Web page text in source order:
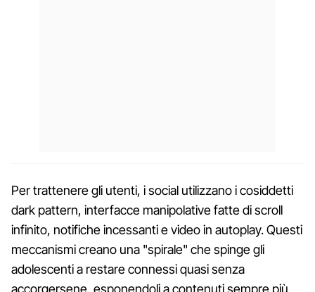
Per trattenere gli utenti, i social utilizzano i cosiddetti
dark pattern, interfacce manipolative fatte di scroll
infinito, notifiche incessanti e video in autoplay. Questi
meccanismi creano una "spirale" che spinge gli
adolescenti a restare connessi quasi senza
accorgersene, esponendoli a contenuti sempre più